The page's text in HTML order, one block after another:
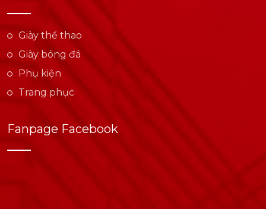
Giày thể thao
Giày bóng đá
Phụ kiện
Trang phục
Fanpage Facebook